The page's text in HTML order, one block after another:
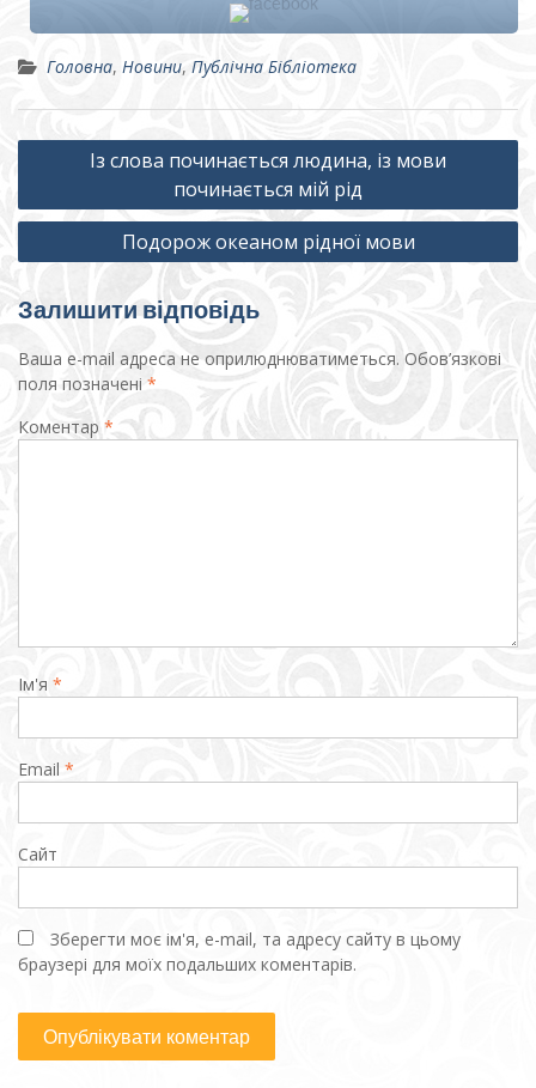
Головна, Новини, Публічна Бібліотека
Навігація
Із слова починається людина, із мови
починається мій рід
Подорож океаном рідної мови
Залишити відповідь
Ваша e-mail адреса не оприлюднюватиметься. Обов’язкові
поля позначені *
Коментар *
Ім'я *
Email *
Сайт
Зберегти моє ім'я, e-mail, та адресу сайту в цьому
браузері для моїх подальших коментарів.